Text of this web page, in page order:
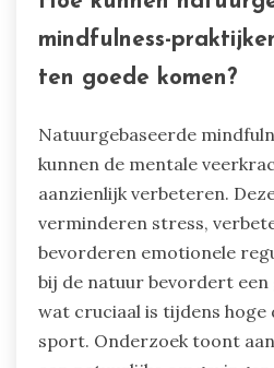
veerkracht. Deze zeldzame
stellen jonge atleten in
gaan met druk en
lichaamsverkenningen
onmiddellijke
consistente mindfulness-
Bovendien kan het
teamdynamiek een
creëren, waardoor de
atleten verder worden